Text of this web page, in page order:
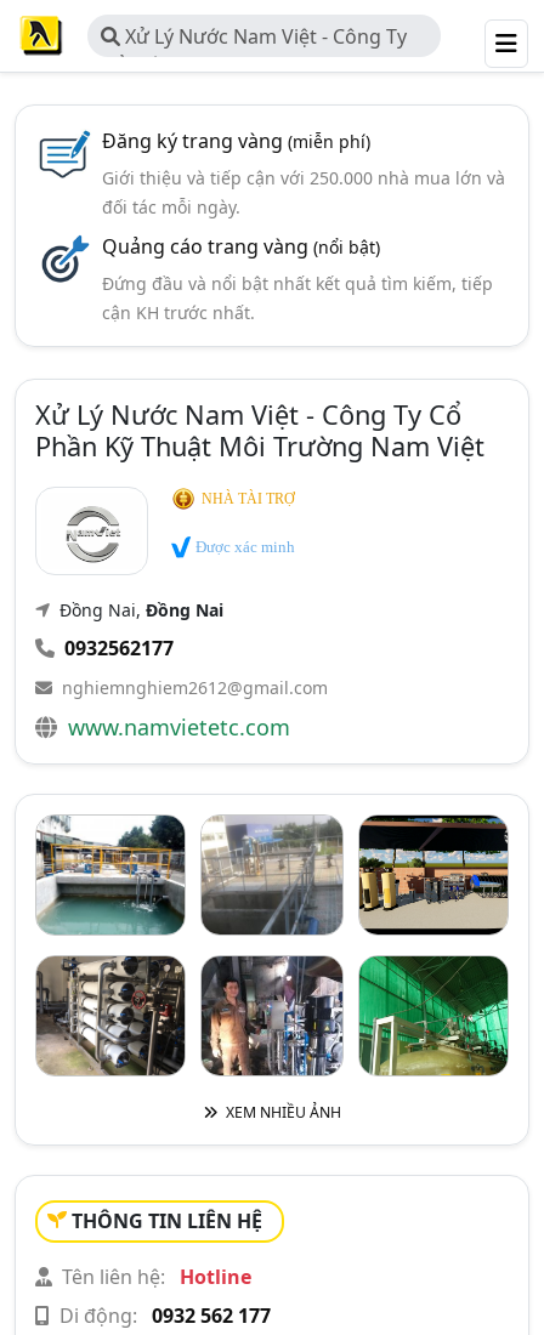
Xử Lý Nước Nam Việt - Công Ty
Cổ Phần Kỹ Thuật Môi Trường Nam
Đăng ký trang vàng (miễn phí)
Giới thiệu và tiếp cận với 250.000 nhà mua lớn và
đối tác mỗi ngày.
Quảng cáo trang vàng (nổi bật)
Đứng đầu và nổi bật nhất kết quả tìm kiếm, tiếp
cận KH trước nhất.
Xử Lý Nước Nam Việt - Công Ty Cổ
Phần Kỹ Thuật Môi Trường Nam Việt
NHÀ TÀI TRỢ
Được xác minh
Đồng Nai, Đồng Nai
0932562177
nghiemnghiem2612@gmail.com
www.namvietetc.com
XEM NHIỀU ẢNH
THÔNG TIN LIÊN HỆ
Tên liên hệ:
Hotline
Di động: 0932 562 177